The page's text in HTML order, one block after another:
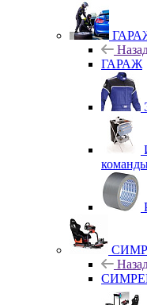
ГАРАЖ